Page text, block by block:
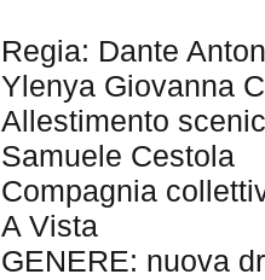
Regia: Dante
Ylenya Giovanna
Allestimento
Samuele Cestola
Compagnia
A Vista
GENERE: nuova